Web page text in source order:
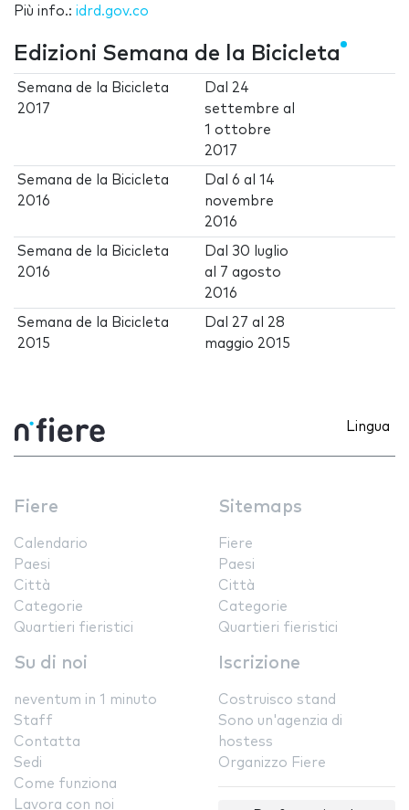
Più info.: idrd.gov.co
Edizioni Semana de la Bicicleta
Semana de la Bicicleta
2017
Dal 24
settembre al
1 ottobre
2017
Semana de la Bicicleta
2016
Dal6 al14
novembre
2016
Semana de la Bicicleta
2016
Dal 30 luglio
al
7 agosto
2016
Semana de la Bicicleta
2015
Dal 27 al 28
maggio 2015
Lingua
Fiere
Calendario
Paesi
Città
Categorie
Quartieri fieristici
Sitemaps
Fiere
Paesi
Città
Categorie
Quartieri fieristici
Su di noi
neventum in 1 minuto
Staff
Contatta
Sedi
Come funziona
Lavora con noi
Iscrizione
Costruisco stand
Sono un'agenzia di
hostess
Organizzo Fiere